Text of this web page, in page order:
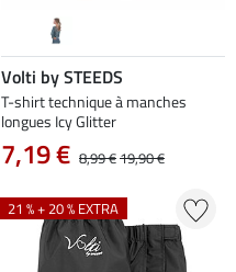
Volti by STEEDS
T-shirt technique à manches
longues Icy Glitter
7,19 € 8,99 €19,90 €
21 % + 20 % EXTRA